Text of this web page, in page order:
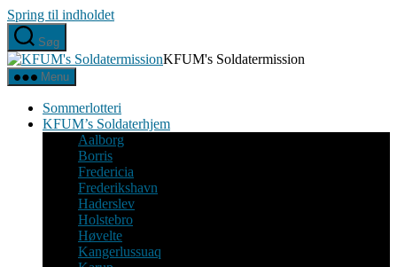
Spring til indholdet
Søg
KFUM's Soldatermission
Menu
Sommerlotteri
KFUM’s Soldaterhjem
Aalborg
Borris
Fredericia
Frederikshavn
Haderslev
Holstebro
Høvelte
Kangerlussuaq